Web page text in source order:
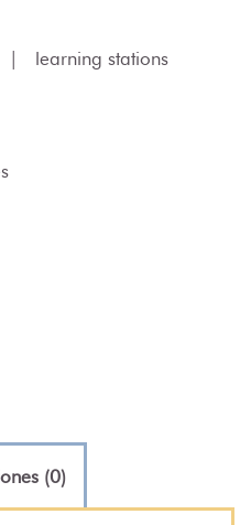
| learning stations
(0)